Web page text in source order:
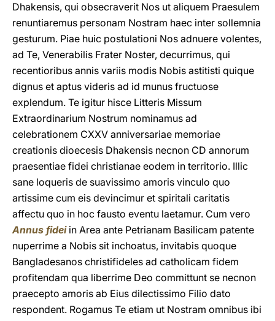
Dhakensis, qui obsecraverit Nos ut aliquem Praesulem
renuntiaremus personam Nostram haec inter sollemnia
gesturum. Piae huic postulationi Nos adnuere volentes,
ad Te, Venerabilis Frater Noster, decurrimus, qui
recentioribus annis variis modis Nobis astitisti quique
dignus et aptus videris ad id munus fructuose
explendum. Te igitur hisce Litteris Missum
Extraordinarium Nostrum nominamus ad
celebrationem CXXV anniversariae memoriae
creationis dioecesis Dhakensis necnon CD annorum
praesentiae fidei christianae eodem in territorio. Illic
sane loqueris de suavissimo amoris vinculo quo
artissime cum eis devincimur et spiritali caritatis
affectu quo in hoc fausto eventu laetamur. Cum vero
Annus fidei in Area ante Petrianam Basilicam patente
nuperrime a Nobis sit inchoatus, invitabis quoque
Bangladesanos christifideles ad catholicam fidem
profitendam qua liberrime Deo committunt se necnon
praecepto amoris ab Eius dilectissimo Filio dato
respondent. Rogamus Te etiam ut Nostram omnibus ibi